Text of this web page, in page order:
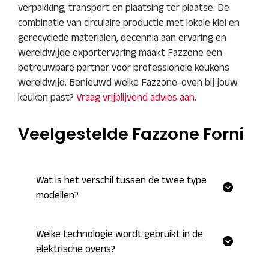
verpakking, transport en plaatsing ter plaatse. De
combinatie van circulaire productie met lokale klei en
gerecyclede materialen, decennia aan ervaring en
wereldwijde exportervaring maakt Fazzone een
betrouwbare partner voor professionele keukens
wereldwijd. Benieuwd welke Fazzone-oven bij jouw
keuken past? Vraag vrijblijvend advies aan.
Veelgestelde Fazzone Forni
Wat is het verschil tussen de twee type
modellen?
Welke technologie wordt gebruikt in de
elektrische ovens?